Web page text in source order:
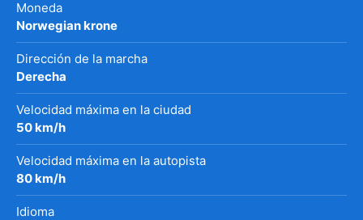
Moneda
Norwegian krone
Dirección de la marcha
Derecha
Velocidad máxima en la ciudad
50 km/h
Velocidad máxima en la autopista
80 km/h
Idioma